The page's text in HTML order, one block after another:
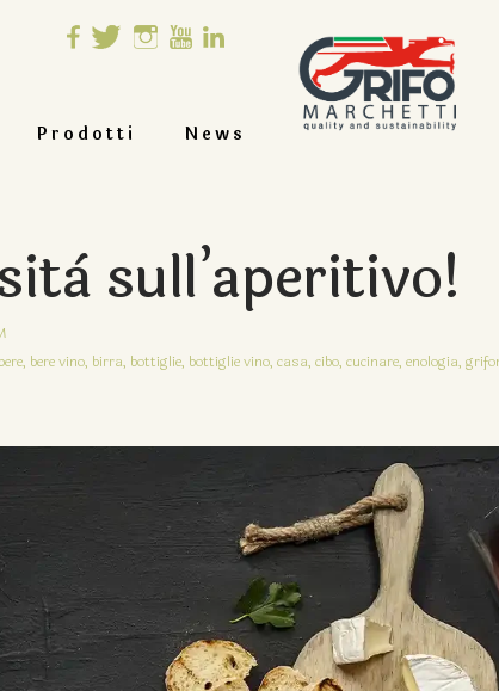
Prodotti News
sull’aperitivo!
bere, bere vino, birra, bottiglie, bottiglie vino, casa, cibo, cucinare, enologia,